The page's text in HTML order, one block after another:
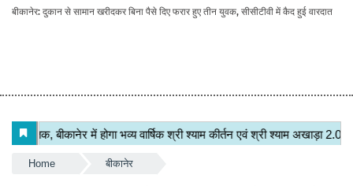
बीकानेर: दुकान से सामान खरीदकर बिना पैसे दिए फरार हुए तीन युवक, सीसीटीवी में कैद हुई वारदात
Home बीकानेर